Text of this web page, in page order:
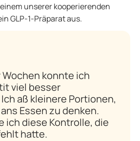
unserer kooperierenden
GLP-1-Präparat aus.
Wochen konnte ich
viel besser
aß kleinere Portionen,
Essen zu denken.
ich diese Kontrolle, die
hatte.